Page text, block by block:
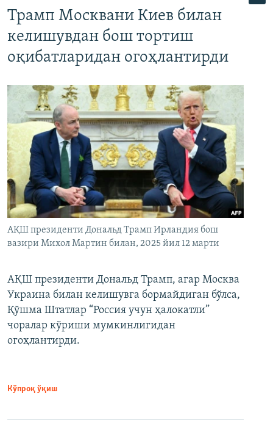
Трамп Москвани Киев билан
келишувдан бош тортиш
оқибатларидан огоҳлантирди
АҚШ президенти Дональд Трамп Ирландия бош
вазири Михол Мартин билан, 2025 йил 12 марти
АҚШ президенти Дональд Трамп, агар Москва
Украина билан келишувга бормайдиган бўлса,
Қўшма Штатлар “Россия учун ҳалокатли”
чоралар кўриши мумкинлигидан
огоҳлантирди.
Кўпроқ ўқиш